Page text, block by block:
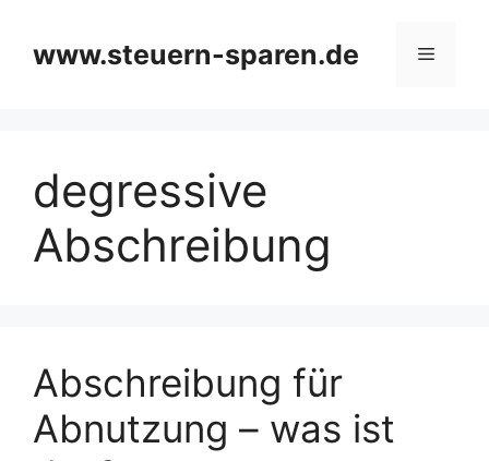
springen
www.steuern-sparen.de Menü
degressive
Abschreibung
Abschreibung für
Abnutzung – was ist